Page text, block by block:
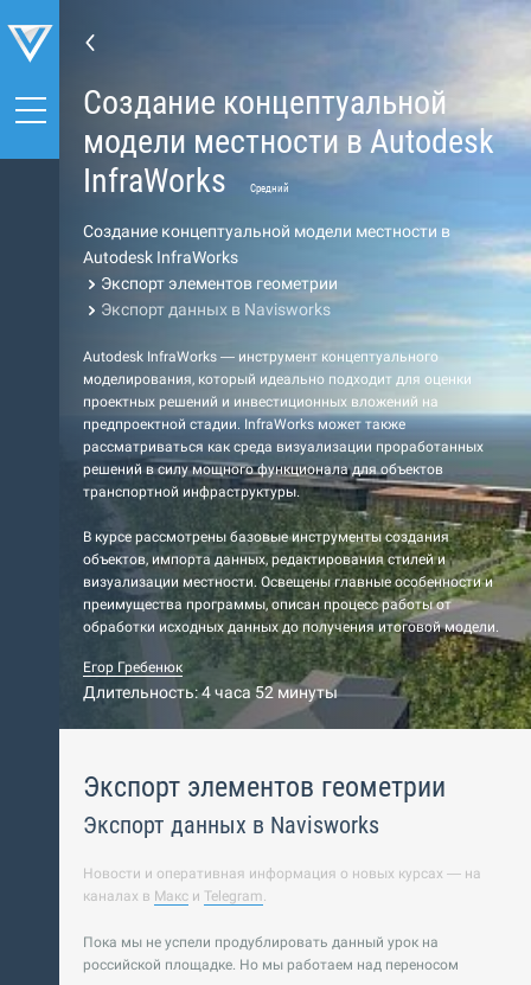
Создание концептуальной
модели местности в Autodesk
InfraWorks
Средний
Создание концептуальной модели местности в
Autodesk InfraWorks
Экспорт элементов геометрии
Экспорт данных в Navisworks
Autodesk InfraWorks — инструмент концептуального
моделирования, который идеально подходит для оценки
проектных решений и инвестиционных вложений на
предпроектной стадии. InfraWorks может также
рассматриваться как среда визуализации проработанных
решений в силу мощного функционала для объектов
транспортной инфраструктуры.
В курсе рассмотрены базовые инструменты создания
объектов, импорта данных, редактирования стилей и
визуализации местности. Освещены главные особенности и
преимущества программы, описан процесс работы от
обработки исходных данных до получения итоговой модели.
Егор Гребенюк
Длительность: 4 часа 52 минуты
Экспорт элементов геометрии
Экспорт данных в Navisworks
Новости и оперативная информация о новых курсах — на
каналах в Макс и Telegram.
Пока мы не успели продублировать данный урок на
российской площадке. Но мы работаем над переносом